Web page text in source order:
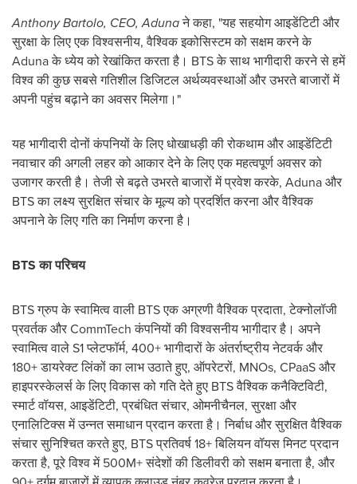
Anthony Bartolo, CEO, Adunaने कहा, "यह सहयोग आइडेंटिटी और
सुरक्षा के लिए एक विश्वसनीय, वैश्विक इकोसिस्टम को सक्षम करने के
Aduna के ध्येय को रेखांकित करता है। BTS के साथ भागीदारी करने से हमें
विश्व की कुछ सबसे गतिशील डिजिटल अर्थव्यवस्थाओं और उभरते बाजारों में
अपनी पहुंच बढ़ाने का अवसर मिलेगा।"
यह भागीदारी दोनों कंपनियों के लिए धोखाधड़ी की रोकथाम और आइडेंटिटी
नवाचार की अगली लहर को आकार देने के लिए एक महत्वपूर्ण अवसर को
उजागर करती है। तेजी से बढ़ते उभरते बाजारों में प्रवेश करके, Aduna और
BTS का लक्ष्य सुरक्षित संचार के मूल्य को प्रदर्शित करना और वैश्विक
अपनाने के लिए गति का निर्माण करना है।
BTS का परिचय
BTS ग्रुप के स्वामित्व वाली BTS एक अग्रणी वैश्विक प्रदाता, टेक्नोलॉजी
प्रवर्तक और CommTech कंपनियों की विश्वसनीय भागीदार है। अपने
स्वामित्व वाले S1 प्लेटफॉर्म, 400+ भागीदारों के अंतर्राष्ट्रीय नेटवर्क और
180+ डायरेक्ट लिंकों का लाभ उठाते हुए, ऑपरेटरों, MNOs, CPaaS और
हाइपरस्केलर्स के लिए विकास को गति देते हुए BTS वैश्विक कनैक्टिविटी,
स्मार्ट वॉयस, आइडेंटिटी, प्रबंधित संचार, ओमनीचैनल, सुरक्षा और
एनालिटिक्स में उन्नत समाधान प्रदान करता है। निर्बाध और सुरक्षित वैश्विक
संचार सुनिश्चित करते हुए, BTS प्रतिवर्ष 18+ बिलियन वॉयस मिनट प्रदान
करता है, पूरे विश्व में 500M+ संदेशों की डिलीवरी को सक्षम बनाता है, और